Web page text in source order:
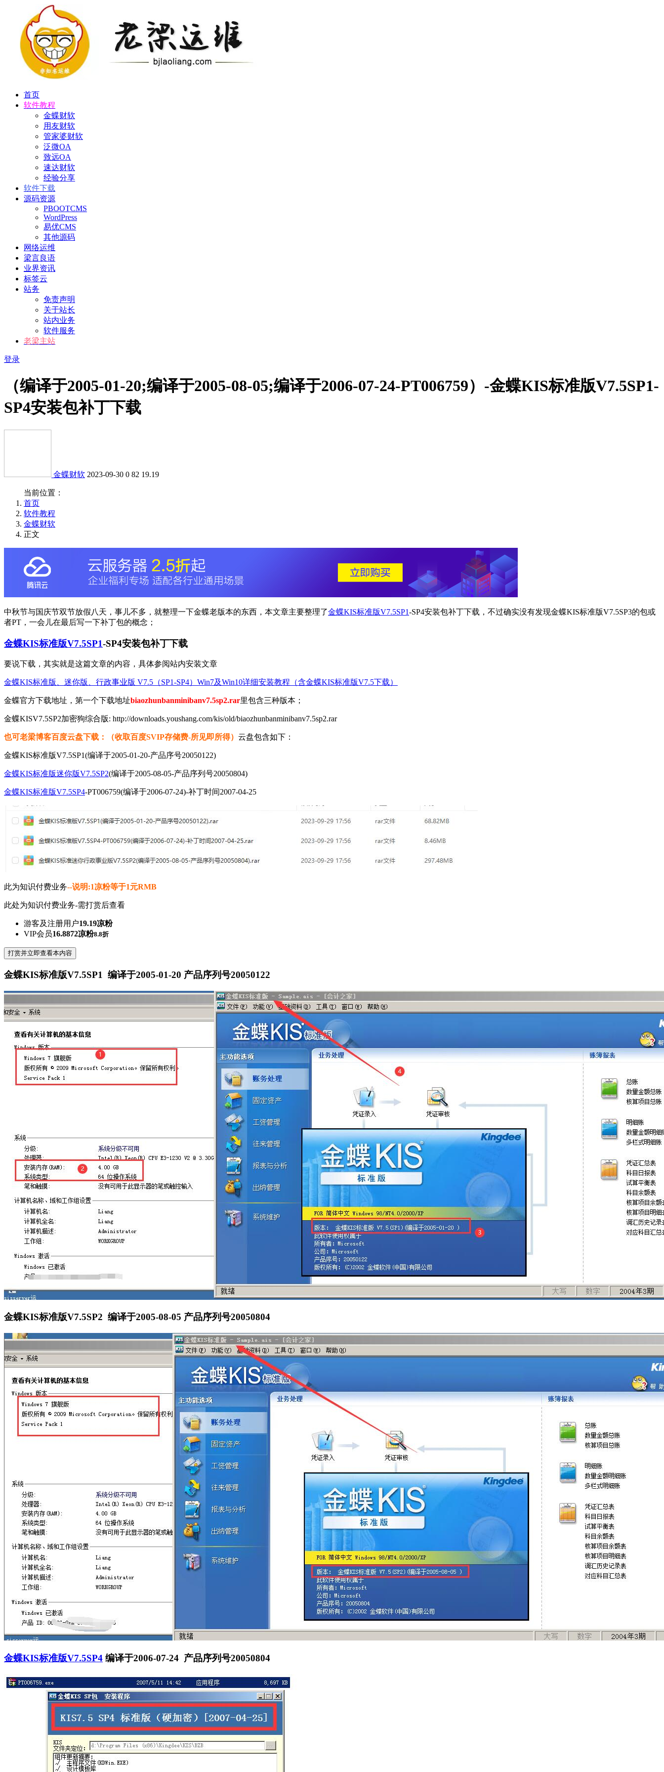
首页
软件教程
金蝶财软
用友财软
管家婆财软
泛微OA
致远OA
速达财软
经验分享
软件下载
源码资源
PBOOTCMS
WordPress
易优CMS
其他源码
网络运维
梁言良语
业界资讯
标签云
站务
免责声明
关于站长
站内业务
软件服务
老梁主站
登录
（编译于2005-01-20;编译于2005-08-05;编译于2006-07-24-PT006759）-金蝶KIS标准版V7.5SP1-
SP4安装包补丁下载
金蝶财软 2023-09-30 0 82 19.19
当前位置：
首页
软件教程
金蝶财软
正文
中秋节与国庆节双节放假八天，事儿不多，就整理一下金蝶老版本的东西，本文章主要整理了金蝶KIS标准版V7.5SP1-SP4安装包补丁下载，不过确实没有发现金蝶KIS标准版V7.5SP3的包或
者PT，一会儿在最后写一下补丁包的概念；
金蝶KIS标准版V7.5SP1-SP4安装包补丁下载
要说下载，其实就是这篇文章的内容，具体参阅站内安装文章
金蝶KIS标准版、迷你版、行政事业版 V7.5（SP1-SP4）Win7及Win10详细安装教程（含金蝶KIS标准版V7.5下载）
金蝶官方下载地址，第一个下载地址biaozhunbanminibanv7.5sp2.rar里包含三种版本；
金蝶KISV7.5SP2加密狗综合版: http://downloads.youshang.com/kis/old/biaozhunbanminibanv7.5sp2.rar
也可老梁博客百度云盘下载：（收取百度SVIP存储费-所见即所得） 云盘包含如下：
金蝶KIS标准版V7.5SP1(编译于2005-01-20-产品序号20050122)
金蝶KIS标准版迷你版V7.5SP2(编译于2005-08-05-产品序列号20050804)
金蝶KIS标准版V7.5SP4-PT006759(编译于2006-07-24)-补丁时间2007-04-25
此为知识付费业务--说明:1凉粉等于1元RMB
此处为知识付费业务-需打赏后查看
游客及注册用户19.19凉粉
VIP会员16.8872凉粉8.8折
打赏并立即查看本内容
金蝶KIS标准版V7.5SP1 编译于2005-01-20 产品序列号20050122
金蝶KIS标准版V7.5SP2 编译于2005-08-05 产品序列号20050804
金蝶KIS标准版V7.5SP4 编译于2006-07-24 产品序列号20050804